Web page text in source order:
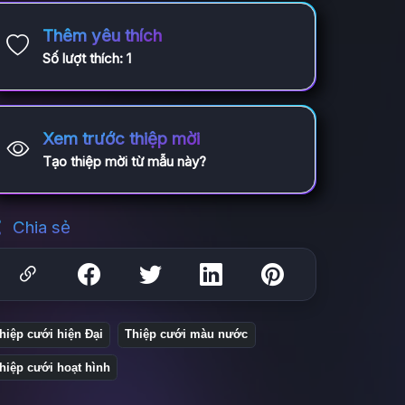
Thêm yêu thích
Số lượt thích: 1
Xem trước thiệp mời
Tạo thiệp mời từ mẫu này?
Chia sẻ
cưới hiện Đại Thiệp cưới màu nước
cưới hoạt hình